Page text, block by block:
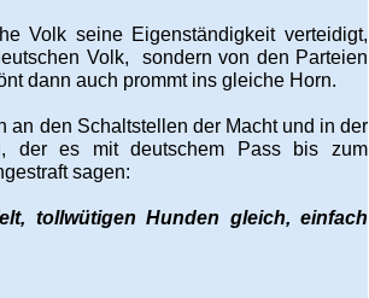
Volk seine Eigenständigkeit verteidigt,
Volk, sondern von den Parteien
dann auch prommt ins gleiche Horn.
an den Schaltstellen der Macht und in der
der es mit deutschem Pass bis zum
sagen:
tollwütigen Hunden gleich, einfach